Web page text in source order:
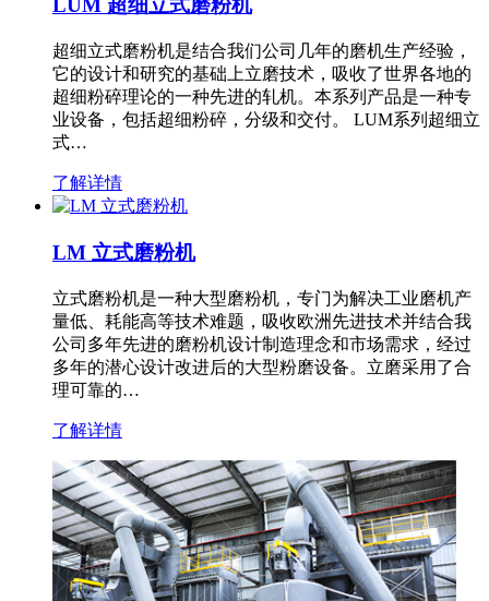
LUM 超细立式磨粉机
超细立式磨粉机是结合我们公司几年的磨机生产经验，
它的设计和研究的基础上立磨技术，吸收了世界各地的
超细粉碎理论的一种先进的轧机。本系列产品是一种专
业设备，包括超细粉碎，分级和交付。 LUM系列超细立
式…
了解详情
LM 立式磨粉机
立式磨粉机是一种大型磨粉机，专门为解决工业磨机产
量低、耗能高等技术难题，吸收欧洲先进技术并结合我
公司多年先进的磨粉机设计制造理念和市场需求，经过
多年的潜心设计改进后的大型粉磨设备。立磨采用了合
理可靠的…
了解详情